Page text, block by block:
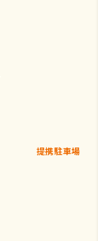
提携駐車場